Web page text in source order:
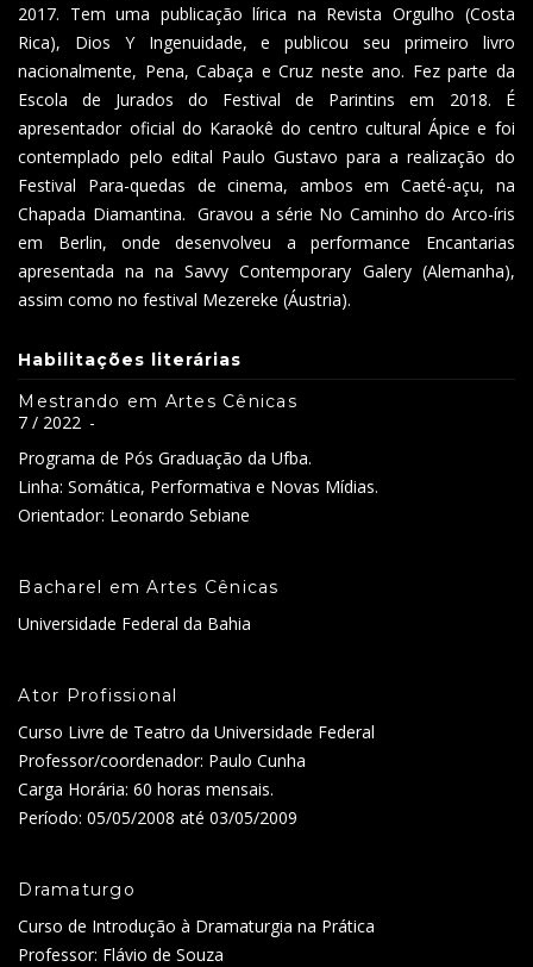
2017. Tem uma publicação lírica na Revista Orgulho (Costa
Rica), Dios Y Ingenuidade, e publicou seu primeiro livro
nacionalmente, Pena, Cabaça e Cruz neste ano. Fez parte da
Escola de Jurados do Festival de Parintins em 2018. É
apresentador oficial do Karaokê do centro cultural Ápice e foi
contemplado pelo edital Paulo Gustavo para a realização do
Festival Para-quedas de cinema, ambos em Caeté-açu, na
Chapada Diamantina. Gravou a série No Caminho do Arco-íris
em Berlin, onde desenvolveu a performance Encantarias
apresentada na na Savvy Contemporary Galery (Alemanha),
assim como no festival Mezereke (Áustria).
Habilitações literárias
Mestrando em Artes Cênicas
7 / 2022 -
Programa de Pós Graduação da Ufba.
Linha: Somática, Performativa e Novas Mídias.
Orientador: Leonardo Sebiane
Bacharel em Artes Cênicas
Universidade Federal da Bahia
Ator Profissional
Curso Livre de Teatro da Universidade Federal
Professor/coordenador: Paulo Cunha
Carga Horária: 60 horas mensais.
Período: 05/05/2008 até 03/05/2009
Dramaturgo
Curso de Introdução à Dramaturgia na Prática
Professor: Flávio de Souza